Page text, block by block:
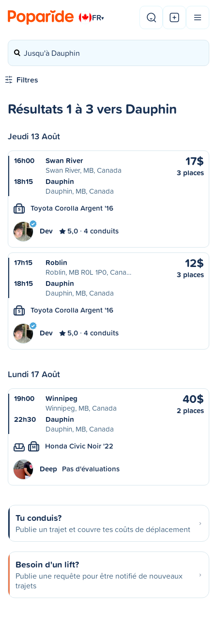
FR▾
Jusqu'à Dauphin
Filtres
Résultats 1 à 3 vers Dauphin
Jeudi 13 Août
16h00
Swan River
Swan River, MB, Canada
18h15
Dauphin
Dauphin, MB, Canada
17$
3 places
S Toyota Corolla Argent '16
Dev 5,0 4 conduits
17h15
Roblin
Roblin, MB R0L 1P0, Cana…
18h15
Dauphin
Dauphin, MB, Canada
12$
3 places
S Toyota Corolla Argent '16
Dev 5,0 4 conduits
Lundi 17 Août
19h00
Winnipeg
Winnipeg, MB, Canada
22h30
Dauphin
Dauphin, MB, Canada
40$
2 places
M Honda Civic Noir '22
Deep Pas d'évaluations
Tu conduis?
Publie un trajet et couvre tes coûts de déplacement
Besoin d'un lift?
Publie une requête pour être notifié de nouveaux
trajets